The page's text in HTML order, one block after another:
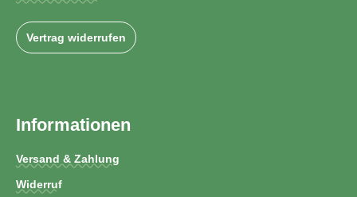
Vertrag widerrufen
Informationen
Versand & Zahlung
Widerruf